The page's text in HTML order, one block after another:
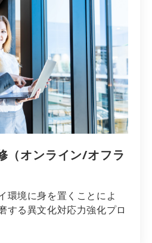
（オンライン/オフラ
環境に身を置くことによ
する異文化対応力強化プロ